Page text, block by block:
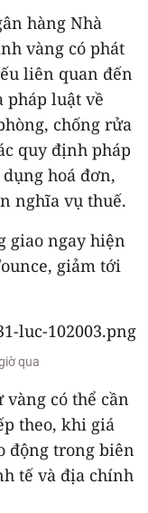
hàng Nhà
vàng có phát
liên quan đến
pháp luật về
chống rửa
quy định pháp
hoá đơn,
nghĩa vụ thuế.
giao ngay hiện
giảm tới
qua
vàng có thể cần
theo, khi giá
động trong biên
tế và địa chính